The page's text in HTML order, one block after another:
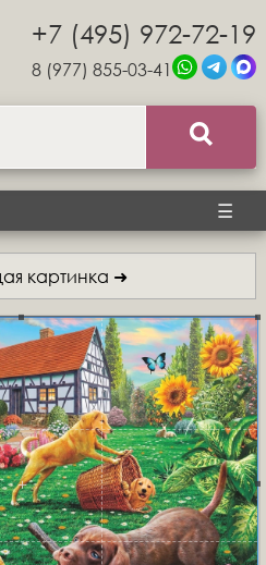
+7 (495) 972-72-19
8 (977) 855-03-41
☰
картинка ➜